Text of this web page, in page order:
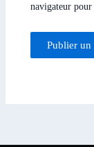
navigateur